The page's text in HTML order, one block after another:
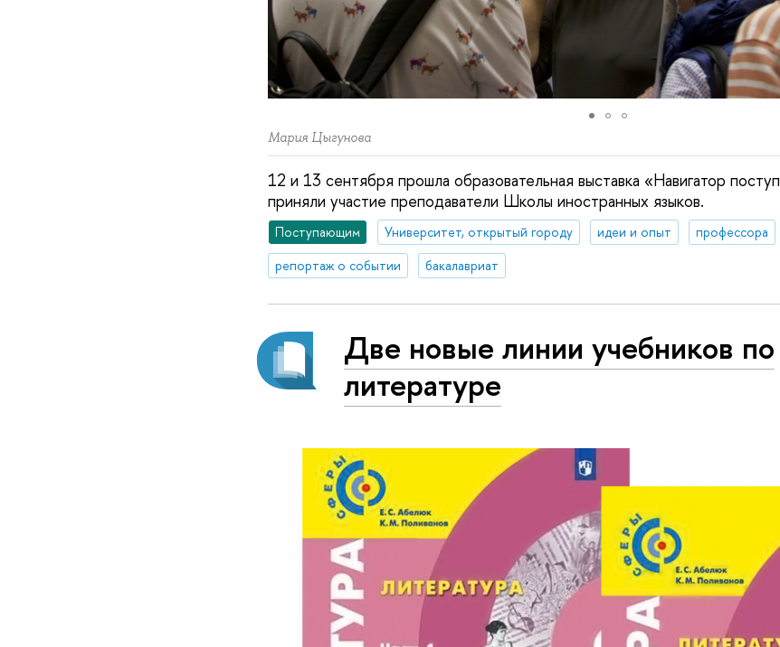
Мария Цыгунова
12 и 13 сентября прошла образовательная выставка «Навигатор
приняли участие преподаватели Школы иностранных языков.
Поступающим Университет, открытый городу идеи и опыт
профессора
репортаж о событии
бакалавриат
Две новые линии учебников по
литературе